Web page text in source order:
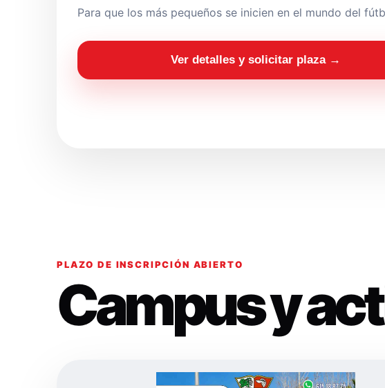
Para que los más pequeños se inicien en el mundo del
Ver detalles y solicitar plaza →
PLAZO DE INSCRIPCIÓN ABIERTO
Campus y